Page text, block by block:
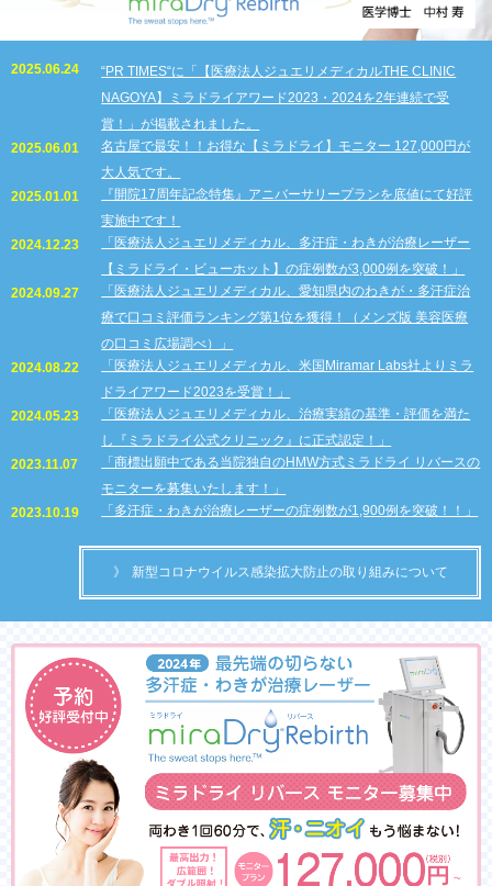
2025.06.24
“PR TIMES“に「【医療法人ジュエリメディカルTHE CLINIC
NAGOYA】ミラドライアワード2023・2024を2年連続で受
賞！」が掲載されました。
2025.06.01
名古屋で最安！！お得な【ミラドライ】モニター 127,000円が
大人気です。
2025.01.01
『開院17周年記念特集』アニバーサリープランを底値にて好評
実施中です！
2024.12.23
「医療法人ジュエリメディカル、多汗症・わきが治療レーザー
【ミラドライ・ビューホット】の症例数が3,000例を突破！」
2024.09.27
「医療法人ジュエリメディカル、愛知県内のわきが・多汗症治
療で口コミ評価ランキング第1位を獲得！（メンズ版 美容医療
の口コミ広場調べ）」
2024.08.22
「医療法人ジュエリメディカル、米国Miramar Labs社よりミラ
ドライアワード2023を受賞！」
2024.05.23
「医療法人ジュエリメディカル、治療実績の基準・評価を満た
し『ミラドライ公式クリニック』に正式認定！」
2023.11.07
「商標出願中である当院独自のHMW方式ミラドライ リバースの
モニターを募集いたします！」
2023.10.19
「多汗症・わきが治療レーザーの症例数が1,900例を突破！！」
新型コロナウイルス感染拡大防止の取り組みについて